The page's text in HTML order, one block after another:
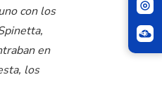
con los
en
los